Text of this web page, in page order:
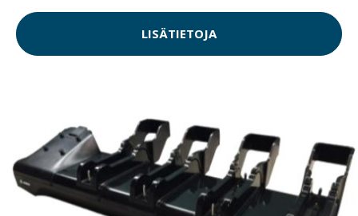
LISÄTIETOJA